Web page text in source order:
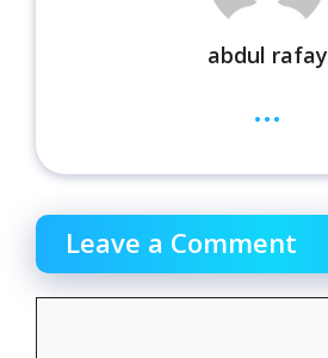
abdul rafay
...
Leave a Comment